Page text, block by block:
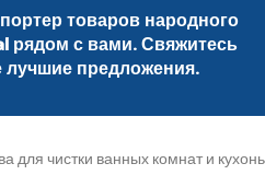
товаров народного
рядом с вами. Свяжитесь
лучшие предложения.
для чистки ванных комнат и кухонь